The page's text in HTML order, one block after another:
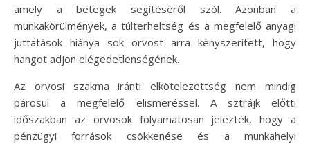
amely a betegek segítéséről szól. Azonban a
munkakörülmények, a túlterheltség és a megfelelő anyagi
juttatások hiánya sok orvost arra kényszerített, hogy
hangot adjon elégedetlenségének.
Az orvosi szakma iránti elkötelezettség nem mindig
párosul a megfelelő elismeréssel. A sztrájk előtti
időszakban az orvosok folyamatosan jelezték, hogy a
pénzügyi források csökkenése és a munkahelyi